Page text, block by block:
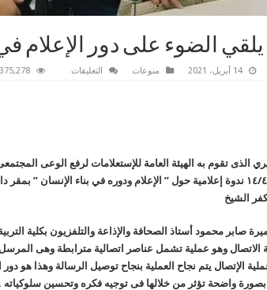
الضوء على دور الإعلام في
14 أبريل، 2021 منوعات التعليقات
بناء
الإنسان
مغلقة
1,375,278
الذى تقوم به الهيئة العامة للإستعلامات لرفع الوعى
اليوم الأربعاء ١٤/٤/٢٠٢١ ندوة إعلامية حول ” الإعلام ودوره في بناء
الشيخ
صابر محمود أستاذ الصحافة والإذاعة والتلفزيون بكلية
الاتصال وهو عملية تشمل عناصر اتصالية مترابطة وهى
الإتصال يتم نجاح العملية بنجاح توصيل الرسالة وهذا هو
واضحة تؤثر من خلالها فى توجيه فكره وتحسين سلوكياته